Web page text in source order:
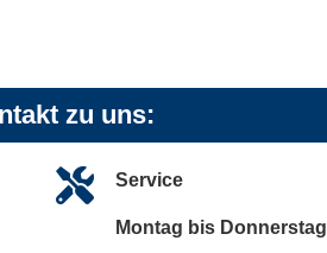
zu uns:
Service
Montag bis Donnerstag